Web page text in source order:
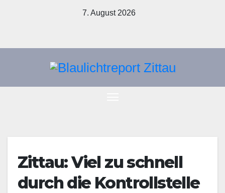
7. August 2026
Zittau: Viel zu schnell
durch die Kontrollstelle